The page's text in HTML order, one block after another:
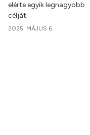
elérte egyik legnagyobb
célját.
2025. MÁJUS 6.